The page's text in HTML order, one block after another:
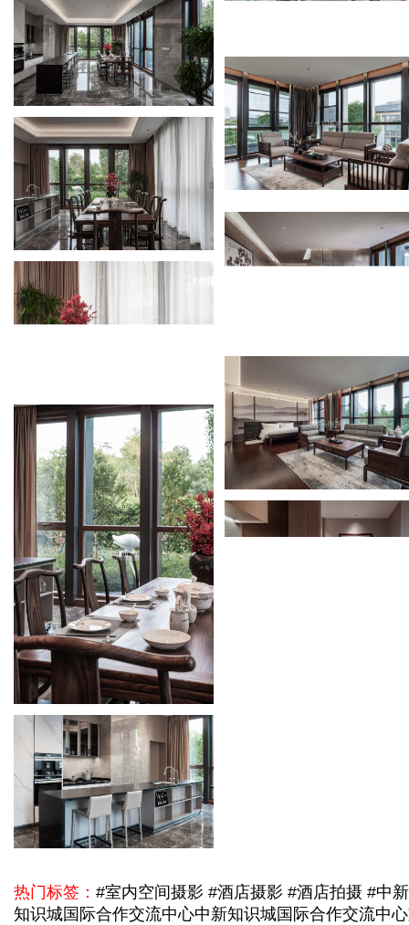
热门标签： #室内空间摄影 #酒店摄影 #酒店拍摄 #中新
知识城国际合作交流中心中新知识城国际合作交流中